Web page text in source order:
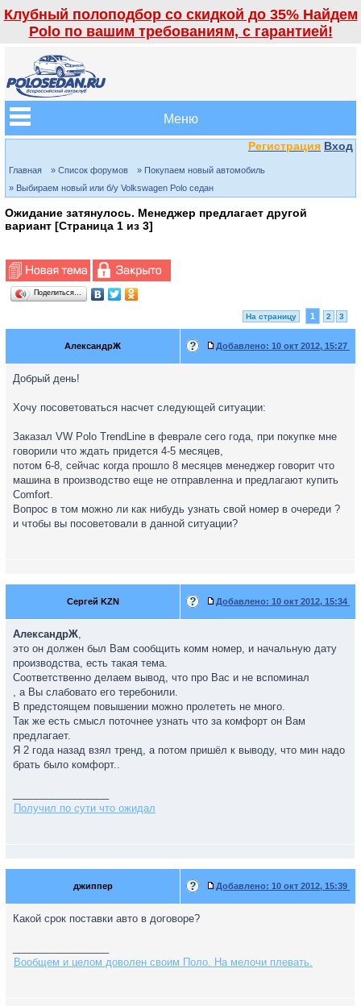
Клубный полоподбор со скидкой до 35% Найдем
Polo по вашим требованиям, с гарантией!
Меню
Регистрация Вход
Главная » Список форумов
» Покупаем новый автомобиль
» Выбираем новый или б/у Volkswagen Polo седан
Ожидание затянулось. Менеджер предлагает другой
вариант [Страница 1 из 3]
Поделиться…
На страницу 1 2 3
АлександрЖ Добавлено: 10 окт 2012, 15:27
Добрый день!
Хочу посоветоваться насчет следующей ситуации:
Заказал VW Polo TrendLine в феврале сего года, при покупке мне
говорили что ждать придется 4-5 месяцев,
потом 6-8, сейчас когда прошло 8 месяцев менеджер говорит что
машина в производство еще не отправленна и предлагают купить
Comfort.
Вопрос в том можно ли как нибудь узнать свой номер в очереди ?
и чтобы вы посоветовали в данной ситуации?
Сергей KZN Добавлено: 10 окт 2012, 15:34
АлександрЖ,
это он должен был Вам сообщить комм номер, и начальную дату
производства, есть такая тема.
Соответственно делаем вывод, что про Вас и не вспоминал
, а Вы слабовато его теребонили.
В предстоящем повышении можно пролететь не много.
Так же есть смысл поточнее узнать что за комфорт он Вам
предлагает.
Я 2 года назад взял тренд, а потом пришёл к выводу, что мин надо
брать было комфорт..
Получил по сути что ожидал
джиппер Добавлено: 10 окт 2012, 15:39
Какой срок поставки авто в договоре?
Вообщем и целом доволен своим Поло. На мелочи плевать.